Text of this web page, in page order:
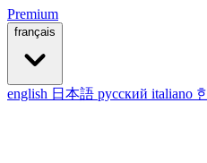
Premium
français
english 日本語 русский italiano